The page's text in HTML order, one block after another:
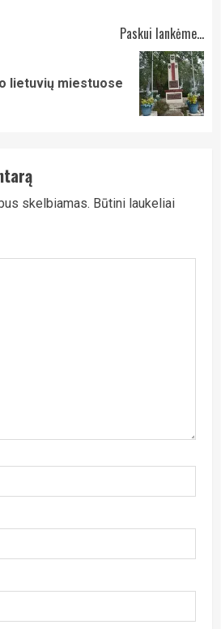
Paskui lankėme...
lietuvių miestuose
skelbiamas. Būtini laukeliai